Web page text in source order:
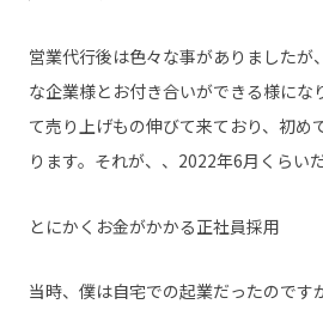
営業代行後は色々な事がありましたが
な企業様とお付き合いができる様にな
て売り上げもの伸びて来ており、初め
ります。それが、、2022年6月くらい
とにかくお金がかかる正社員採用
当時、僕は自宅での起業だったのです